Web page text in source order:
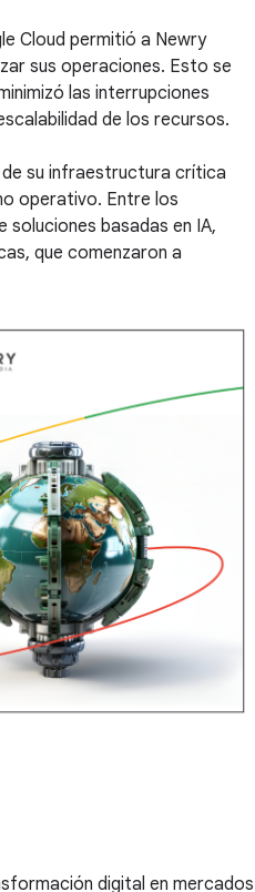
Cloud permitió a Newry
sus operaciones. Esto se
las interrupciones
de los recursos.
de su infraestructura crítica
operativo. Entre los
basadas en IA,
que comenzaron a
digital en mercados